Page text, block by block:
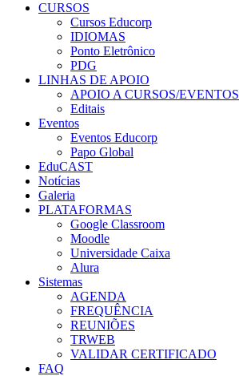
CURSOS
Cursos Educorp
IDIOMAS
Ponto Eletrônico
PDG
LINHAS DE APOIO
APOIO A CURSOS/EVENTOS
Editais
Eventos
Eventos Educorp
Papo Global
EduCAST
Notícias
Galeria
PLATAFORMAS
Google Classroom
Moodle
Universidade Caixa
Alura
Sistemas
AGENDA
FREQUÊNCIA
REUNIÕES
TRWEB
VALIDAR CERTIFICADO
FAQ